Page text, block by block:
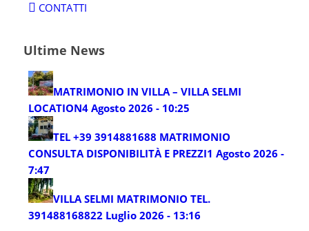
CONTATTI
Ultime News
MATRIMONIO IN VILLA – VILLA SELMI
LOCATION4 Agosto 2026 - 10:25
TEL +39 3914881688 MATRIMONIO
CONSULTA DISPONIBILITÀ E PREZZI1 Agosto 2026 -
7:47
VILLA SELMI MATRIMONIO TEL.
391488168822 Luglio 2026 - 13:16